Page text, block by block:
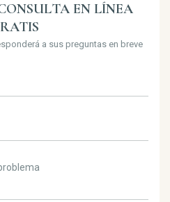
EN LÍNEA
a sus preguntas en breve